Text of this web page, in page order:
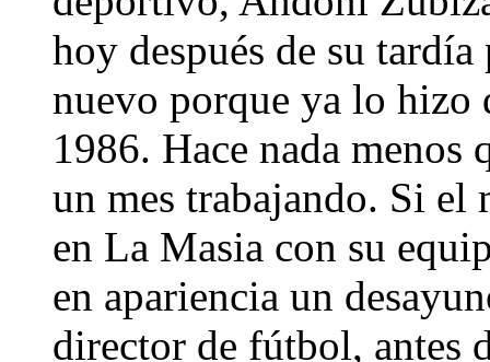
hoy después de su
nuevo porque ya lo hizo
1986. Hace nada menos
un mes trabajando. Si el
en La Masia con su
en apariencia un
director de fútbol, antes